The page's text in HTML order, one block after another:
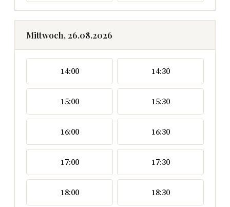
Mittwoch, 26.08.2026
14:00 14:30
15:00 15:30
16:00 16:30
17:00 17:30
18:00 18:30